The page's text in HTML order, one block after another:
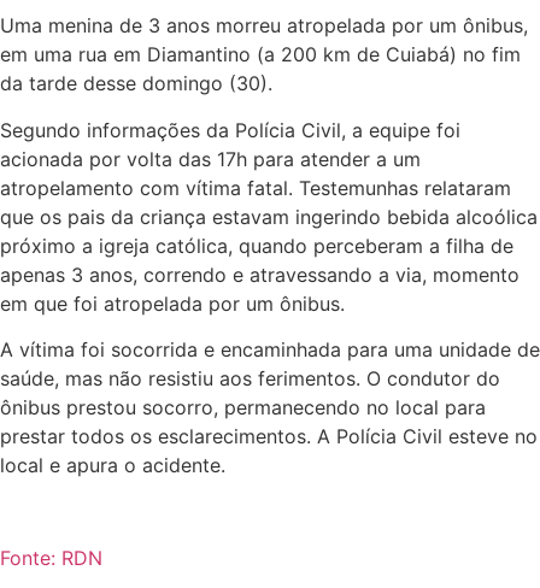
Uma menina de 3 anos morreu atropelada por um ônibus,
em uma rua em Diamantino (a 200 km de Cuiabá) no fim
da tarde desse domingo (30).
Segundo informações da Polícia Civil, a equipe foi
acionada por volta das 17h para atender a um
atropelamento com vítima fatal. Testemunhas relataram
que os pais da criança estavam ingerindo bebida alcoólica
próximo a igreja católica, quando perceberam a filha de
apenas 3 anos, correndo e atravessando a via, momento
em que foi atropelada por um ônibus.
A vítima foi socorrida e encaminhada para uma unidade de
saúde, mas não resistiu aos ferimentos. O condutor do
ônibus prestou socorro, permanecendo no local para
prestar todos os esclarecimentos. A Polícia Civil esteve no
local e apura o acidente.
Fonte: RDN